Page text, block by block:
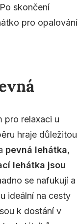
skončení
pro opalování
pro relaxaci u
hraje důležitou
pevná lehátka,
lehátka jsou
se nafukují a
ideální na cesty
k dostání v